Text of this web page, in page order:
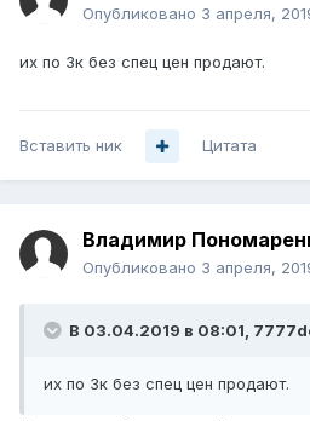
Опубликовано 3 апреля,
их по 3к без спец цен продают.
Вставить ник Цитата
Владимир
Опубликовано 3 апреля,
В 03.04.2019 в 08:01,
их по 3к без спец цен продают.